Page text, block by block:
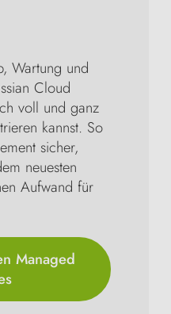
Wartung und
Cloud
voll und ganz
kannst. So
sicher,
neuesten
Aufwand für
Managed